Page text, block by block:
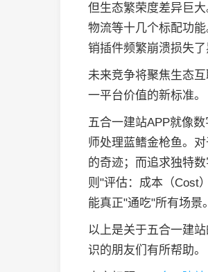
但生态繁荣度差异巨
物流等十几个标配功
销插件频繁崩溃损失了
未来竞争将聚焦生态
一平台价值的新标准。
五合一建站APP就像
师处理蓝鳍金枪鱼。
的奇迹；而追求独特
则"评估：成本（Cost
能真正"通吃"所有场景。
以上是关于五合一建
识的朋友们有所帮助。